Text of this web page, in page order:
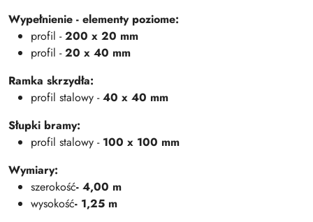
Wypełnienie - elementy poziome:
profil -200 x 20 mm
profil -20 x 40 mm
Ramka skrzydła:
profil stalowy -40 x 40 mm
Słupki bramy:
profil stalowy - 100 x 100 mm
Wymiary:
szerokość- 4,00 m
wysokość- 1,25 m